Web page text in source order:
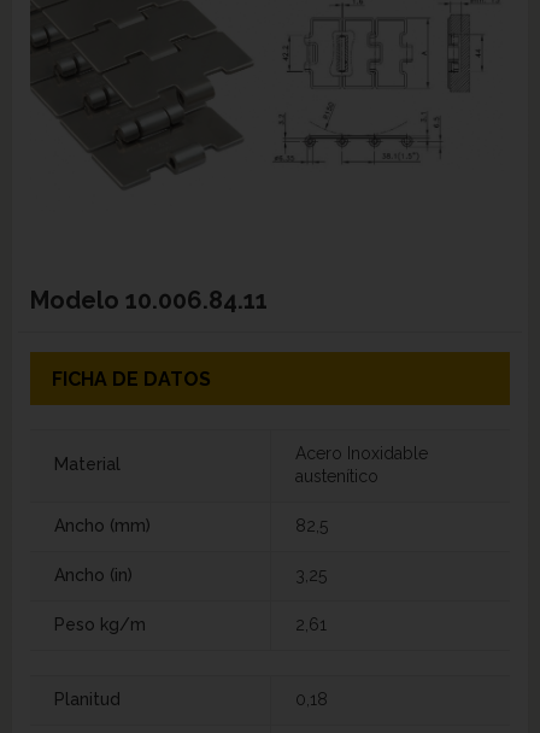
Modelo 10.006.84.11
FICHA DE DATOS
Material
Acero Inoxidable
austenítico
Ancho (mm) 82,5
Ancho (in) 3,25
Peso kg/m 2,61
Planitud 0,18